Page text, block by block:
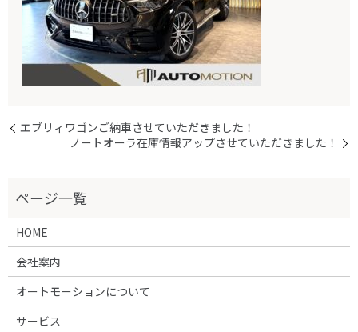
エブリィワゴンご納車させていただきました！
ノートオーラ在庫情報アップさせていただきました！
HOME
会社案内
オートモーションについて
サービス